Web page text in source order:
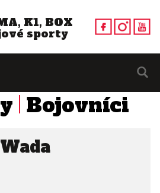
K1, BOX
sporty
Bojovníci